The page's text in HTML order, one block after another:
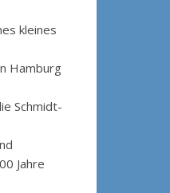
kleines
Hamburg
Schmidt-
Jahre